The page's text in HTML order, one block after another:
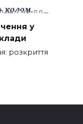
у
розкриття